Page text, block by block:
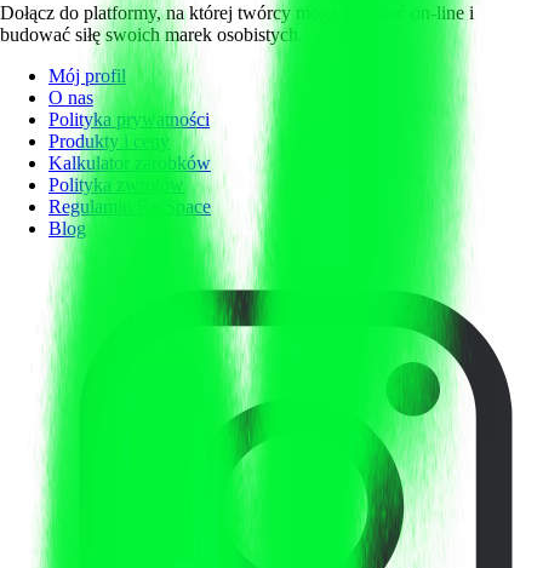
Dołącz do platformy, na której twórcy mogą zarabiać on-line i
budować siłę swoich marek osobistych.
Mój profil
O nas
Polityka prywatności
Produkty i ceny
Kalkulator zarobków
Polityka zwrotów
Regulamin RefSpace
Blog